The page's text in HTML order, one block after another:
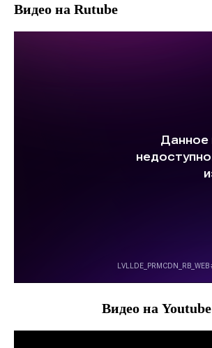
Видео на Rutube
Видео на Youtube